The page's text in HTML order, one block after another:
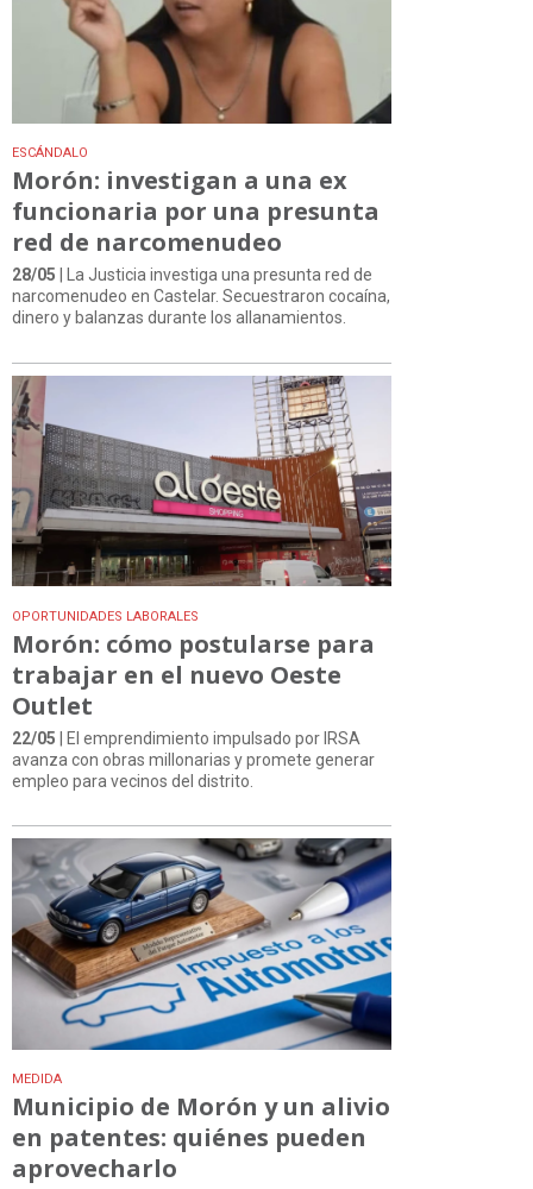
ESCÁNDALO
Morón: investigan a una ex
funcionaria por una presunta
red de narcomenudeo
28/05 | La Justicia investiga una presunta red de
narcomenudeo en Castelar. Secuestraron cocaína,
dinero y balanzas durante los allanamientos.
OPORTUNIDADES LABORALES
Morón: cómo postularse para
trabajar en el nuevo Oeste
Outlet
22/05 | El emprendimiento impulsado por IRSA
avanza con obras millonarias y promete generar
empleo para vecinos del distrito.
MEDIDA
Municipio de Morón y un alivio
en patentes: quiénes pueden
aprovecharlo